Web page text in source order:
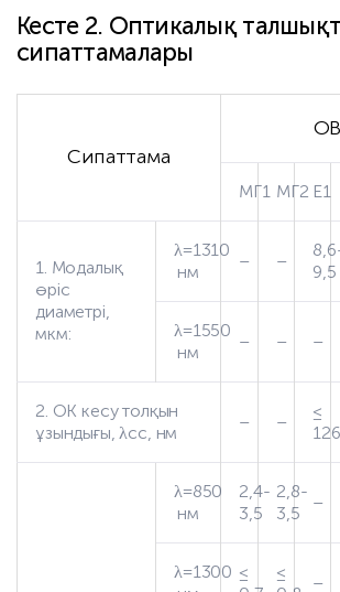
Кесте 2. Оптикалық
сипаттамалары
Сипаттама
ОВ
МГ1 МГ2 Е1
1. Модалық
өріс
диаметрі,
мкм:
λ=1310
нм
– –
9,5
λ=1550
нм
– – –
2. ОК кесу толқын
ұзындығы, λсс, нм
– –
≤
λ=850
нм
2,4-
3,5
2,8-
3,5
–
λ=1300 ≤
≤
–